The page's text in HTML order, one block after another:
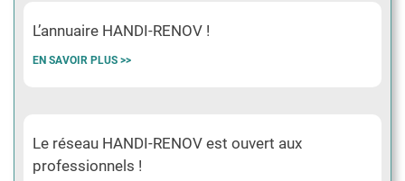
L’annuaire HANDI-RENOV !
EN SAVOIR PLUS >>
Le réseau HANDI-RENOV est ouvert aux
professionnels !